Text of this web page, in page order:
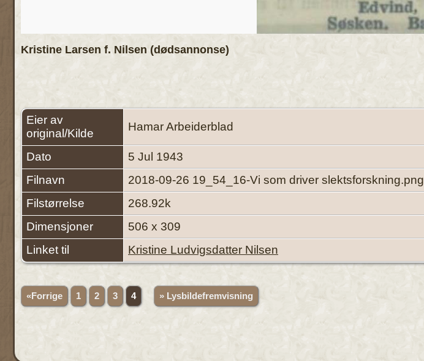
Kristine Larsen f. Nilsen (dødsannonse)
Eier av
original/Kilde
Hamar Arbeiderblad
Dato
5 Jul 1943
Filnavn
2018-09-26 19_54_16-Vi som driver slektsforskning.png
Filstørrelse
268.92k
Dimensjoner
506 x 309
Linket til
Kristine Ludvigsdatter Nilsen
«Forrige 1 2 3 4 » Lysbildefremvisning